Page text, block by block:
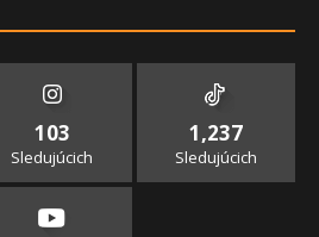
103
Sledujúcich
1,237
Sledujúcich